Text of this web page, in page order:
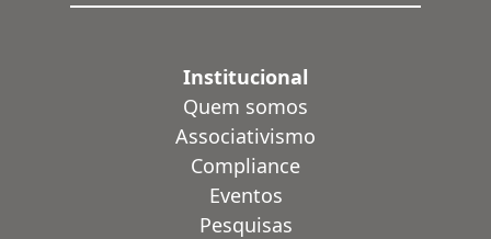
Institucional
Quem somos
Associativismo
Compliance
Eventos
Pesquisas